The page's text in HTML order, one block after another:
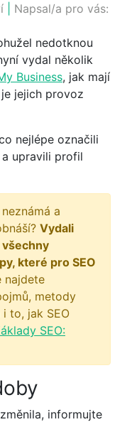
Napsal/a pro vás:
nedotknou
vydal několik
Business, jak mají
jejich provoz
nejlépe označili
upravili profil
a
Vydali
které pro SEO
najdete
metody
to, jak SEO
SEO:
informujte